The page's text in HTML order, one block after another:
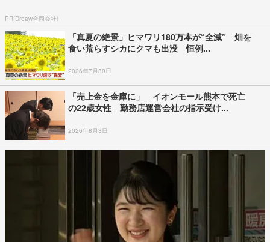
PR(Dreaw合同会社)
「真夏の絶景」ヒマワリ180万本が“全滅” 畑を
食い荒らすシカにクマも出没 恒例...
2026年7月30日
「売上金を金庫に」 イオンモール熊本で死亡
の22歳女性 勤務店運営会社の指示受け...
2026年8月3日